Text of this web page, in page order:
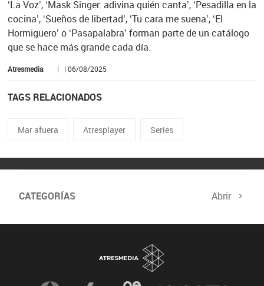
‘La Voz’, ‘Mask Singer: adivina quién canta’, ‘Pesadilla en la
cocina’, ‘Sueños de libertad’, ‘Tu cara me suena’, ‘El
Hormiguero’ o ‘Pasapalabra’ forman parte de un catálogo
que se hace más grande cada día.
Atresmedia | | 06/08/2025
TAGS RELACIONADOS
Mar afuera Atresplayer Series
CATEGORÍAS Abrir